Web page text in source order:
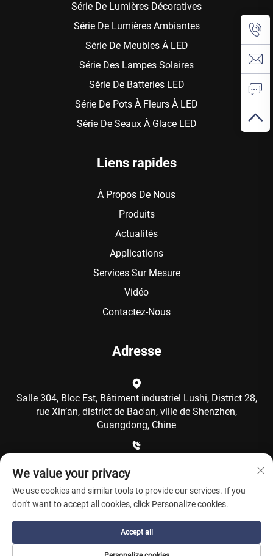
Série De Lumières Décoratives
Série De Lumières Ambiantes
Série De Meubles À LED
Série Des Lampes Solaires
Série De Batteries LED
Série De Pots À Fleurs À LED
Série De Seaux À Glace LED
Liens rapides
À Propos De Nous
Produits
Actualités
Applications
Services Sur Mesure
Vidéo
Contactez-Nous
Adresse
Salle 304, Bloc Est, Bâtiment industriel Lushi, District 28,
rue Xin’an, district de Bao'an, ville de Shenzhen,
Guangdong, Chine
[email protected]
Copyright © Shenzhen Coolqing Technology Co., Ltd. Tous
We value your privacy
We use cookies and similar tools to provide our services. If you
don't want to accept all cookies, click Personalize cookies.
Accept all